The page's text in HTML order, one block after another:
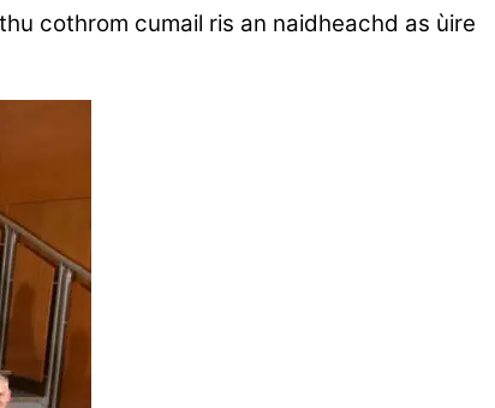
cothrom cumail ris an naidheachd as ùire